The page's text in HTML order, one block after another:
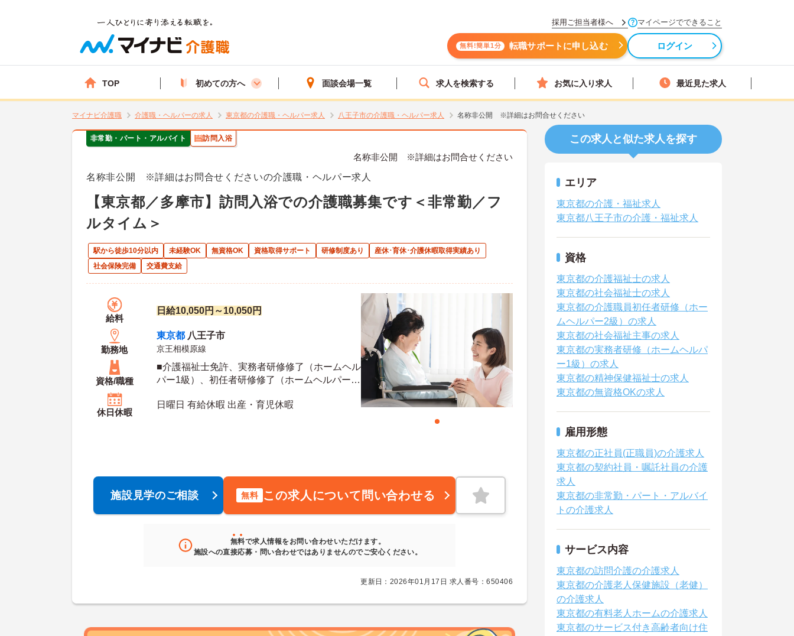
採用ご担当者様へ マイページでできること
無料!簡単1分 転職サポートに申し込む ログイン
TOP 初めての方へ 面談会場一覧 求人を検索する お気に入り求人 最近見た求人
マイナビ介護職 介護職・ヘルパーの求人 東京都の介護職・ヘルパー求人 八王子市の介護職・ヘルパー求人 名称非公開 ※詳細はお問合せください
非常勤・パート・アルバイト 訪問入浴
名称非公開 ※詳細はお問合せください
名称非公開 ※詳細はお問合せくださいの介護職・ヘルパー求人
【東京都／多摩市】訪問入浴での介護職募集です＜非常勤／フ
ルタイム＞
駅から徒歩10分以内 未経験OK 無資格OK 資格取得サポート 研修制度あり
産休･育休･介護休暇取得実績あり
社会保険完備
交通費支給
給料
日給10,050円～10,050円
勤務地
東京都 八王子市
京王相模原線
資格/職種
■介護福祉士免許、実務者研修修了（ホームヘル
パー1級）、初任者研修修了（ホームヘルパー2
休日休暇
日曜日 有給休暇 出産・育児休暇
施設見学のご相談 無料 この求人について問い合わせる
無料で求人情報をお問い合わせいただけます。
施設への直接応募・問い合わせではありませんのでご安心ください。
更新日：2026年01月17日 求人番号：650406
この求人と似た求人を探す
エリア
東京都の介護・福祉求人
東京都八王子市の介護・福祉求人
資格
東京都の介護福祉士の求人
東京都の社会福祉士の求人
東京都の介護職員初任者研修（ホー
ムヘルパー2級）の求人
東京都の社会福祉主事の求人
東京都の実務者研修（ホームヘルパ
ー1級）の求人
東京都の精神保健福祉士の求人
東京都の無資格OKの求人
雇用形態
東京都の正社員(正職員)の介護求人
東京都の契約社員・嘱託社員の介護
求人
東京都の非常勤・パート・アルバイ
トの介護求人
サービス内容
東京都の訪問介護の介護求人
東京都の介護老人保健施設（老健）
の介護求人
東京都の有料老人ホームの介護求人
東京都のサービス付き高齢者向け住